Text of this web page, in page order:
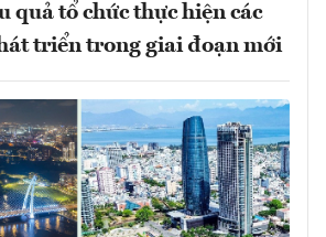
quả tổ chức thực hiện các
triển trong giai đoạn mới